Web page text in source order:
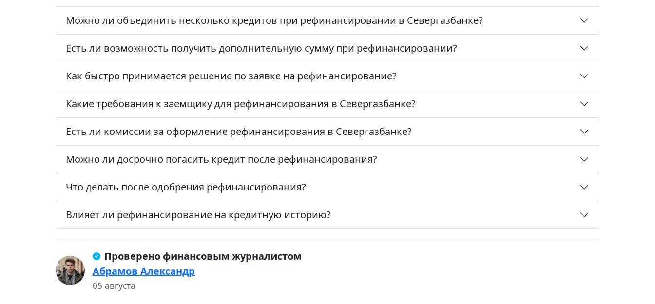
Можно ли объединить несколько кредитов при рефинансировании в Севергазбанке?
Есть ли возможность получить дополнительную сумму при рефинансировании?
Как быстро принимается решение по заявке на рефинансирование?
Какие требования к заемщику для рефинансирования в Севергазбанке?
Есть ли комиссии за оформление рефинансирования в Севергазбанке?
Можно ли досрочно погасить кредит после рефинансирования?
Что делать после одобрения рефинансирования?
Влияет ли рефинансирование на кредитную историю?
Проверено финансовым журналистом
Абрамов Александр
05 августа